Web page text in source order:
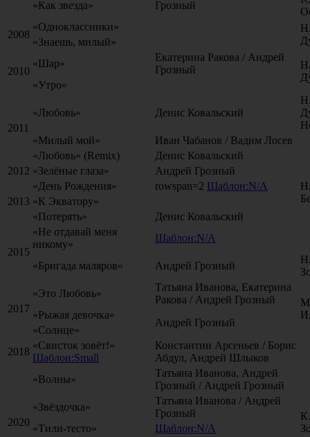
Грозный
«Как звезда»
2008
«Одноклассники»
«Знаешь, милый»
Екатерина Ракова / Андрей
Грозный
2010
«Шар»
«Утро»
2011
«Любовь» Денис Ковальский
«Милый мой»
Иван Чабанов / Вадим Лосев
«Любовь» (Remix)
Денис Ковальский
2012 «Зелёные глаза» Андрей Грозный
2013
«День Рождения» rowspan=2 Шаблон:N/A
«К Экватору»
«Потерять»
Денис Ковальский
2015
«Не отдавай меня
никому»
Шаблон:N/A
«Бригада маляров» Андрей Грозный
2017
«Это Любовь»
Татьяна Иванова, Екатерина
Ракова / Андрей Грозный
«Рыжая девочка»
Андрей Грозный
«Солнце»
2018
«Свисток зовёт!»
Шаблон:Small
Константин Арсеньев / Борис
Абдул, Андрей Шлыков
2020
«Волны»
Татьяна Иванова, Андрей
Грозный / Андрей Грозный
«Звёздочка»
Татьяна Иванова / Андрей
Грозный
«Тили-тесто»
Шаблон:N/A